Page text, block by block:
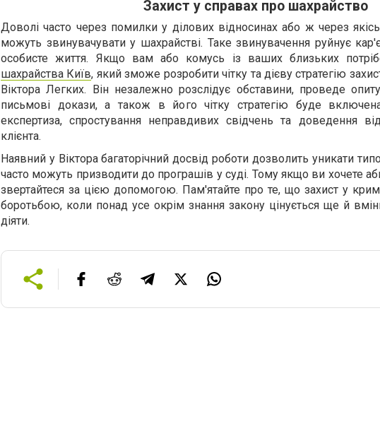
Захист у справах про шахрайство
Доволі часто через помилки у ділових відносинах або ж через
можуть звинувачувати у шахрайстві. Таке звинувачення руйнує
особисте життя. Якщо вам або комусь із ваших близьких
шахрайства Київ, який зможе розробити чітку та дієву стратегію
Віктора Легких. Він незалежно розслідує обставини, проведе
письмові докази, а також в його чітку стратегію буде
експертиза, спростування неправдивих свідчень та доведення
клієнта.
Наявний у Віктора багаторічний досвід роботи дозволить уникати
часто можуть призводити до програшів у суді. Тому якщо ви хочете
звертайтеся за цією допомогою. Пам'ятайте про те, що захист у
боротьбою, коли понад усе окрім знання закону цінується ще й
діяти.